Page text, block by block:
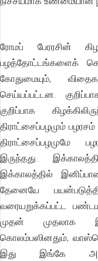
ரோமப் பேரரசின்
பழத்தோட்டங்களைக்
கோதுமையும்,
செய்யப்பட்டன.
குறிப்பாக
திராட்சைப்பழமும்
திராட்சைப்பழமுமே
இருந்தது.
இக்காலத்தில்
தேனையே
வரையறுக்கப்பட்ட
முதன் முதலாக
கொலம்பஸினதும்,
இது இங்கே